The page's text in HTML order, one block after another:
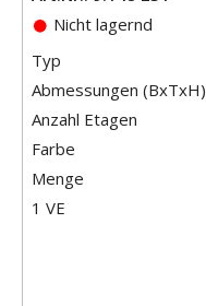
Nicht lagernd
Typ
Abmessungen (BxTxH)
Anzahl Etagen
Farbe
Menge
1 VE